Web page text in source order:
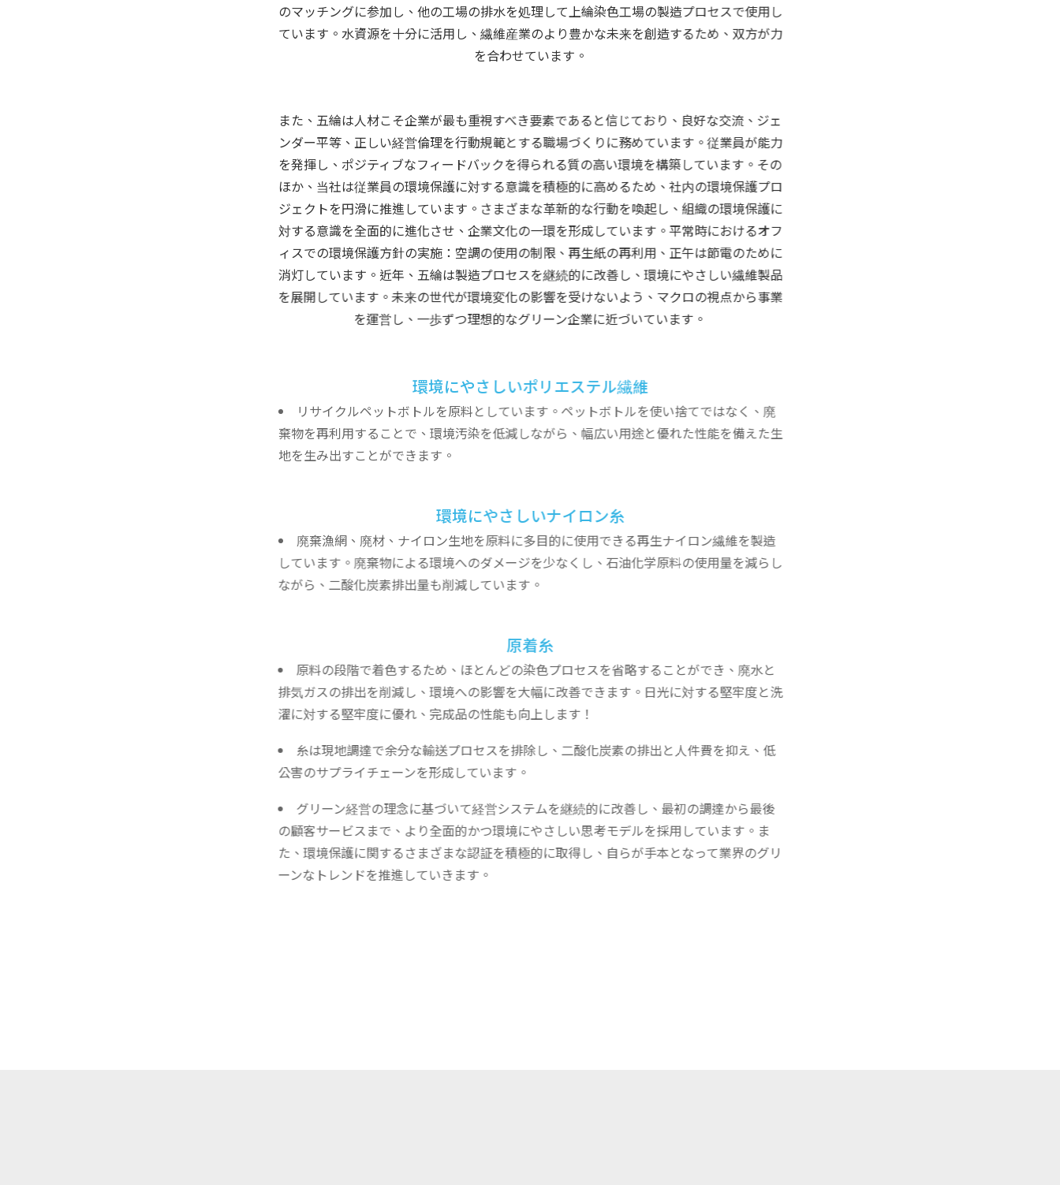
のマッチングに参加し、他の工場の排水を処理して上綸染色工場の製造プロセスで使用し
ています。水資源を十分に活用し、繊維産業のより豊かな未来を創造するため、双方が力
を合わせています。
また、五綸は人材こそ企業が最も重視すべき要素であると信じており、良好な交流、ジェ
ンダー平等、正しい経営倫理を行動規範とする職場づくりに務めています。従業員が能力
を発揮し、ポジティブなフィードバックを得られる質の高い環境を構築しています。その
ほか、当社は従業員の環境保護に対する意識を積極的に高めるため、社内の環境保護プロ
ジェクトを円滑に推進しています。さまざまな革新的な行動を喚起し、組織の環境保護に
対する意識を全面的に進化させ、企業文化の一環を形成しています。平常時におけるオフ
ィスでの環境保護方針の実施：空調の使用の制限、再生紙の再利用、正午は節電のために
消灯しています。近年、五綸は製造プロセスを継続的に改善し、環境にやさしい繊維製品
を展開しています。未来の世代が環境変化の影響を受けないよう、マクロの視点から事業
を運営し、一歩ずつ理想的なグリーン企業に近づいています。
環境にやさしいポリエステル繊維
リサイクルペットボトルを原料としています。ペットボトルを使い捨てではなく、廃
棄物を再利用することで、環境汚染を低減しながら、幅広い用途と優れた性能を備えた生
地を生み出すことができます。
環境にやさしいナイロン糸
廃棄漁網、廃材、ナイロン生地を原料に多目的に使用できる再生ナイロン繊維を製造
しています。廃棄物による環境へのダメージを少なくし、石油化学原料の使用量を減らし
ながら、二酸化炭素排出量も削減しています。
原着糸
原料の段階で着色するため、ほとんどの染色プロセスを省略することができ、廃水と
排気ガスの排出を削減し、環境への影響を大幅に改善できます。日光に対する堅牢度と洗
濯に対する堅牢度に優れ、完成品の性能も向上します！
糸は現地調達で余分な輸送プロセスを排除し、二酸化炭素の排出と人件費を抑え、低
公害のサプライチェーンを形成しています。
グリーン経営の理念に基づいて経営システムを継続的に改善し、最初の調達から最後
の顧客サービスまで、より全面的かつ環境にやさしい思考モデルを採用しています。ま
た、環境保護に関するさまざまな認証を積極的に取得し、自らが手本となって業界のグリ
ーンなトレンドを推進していきます。